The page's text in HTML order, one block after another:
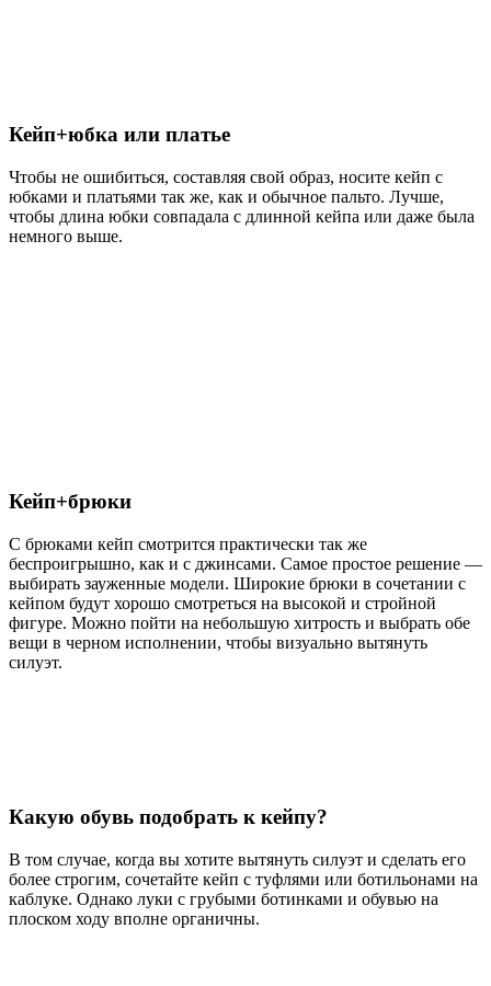
Кейп+юбка или платье
Чтобы не ошибиться, составляя свой образ, носите кейп с
юбками и платьями так же, как и обычное пальто. Лучше,
чтобы длина юбки совпадала с длинной кейпа или даже была
немного выше.
Кейп+брюки
С брюками кейп смотрится практически так же
беспроигрышно, как и с джинсами. Самое простое решение —
выбирать зауженные модели. Широкие брюки в сочетании с
кейпом будут хорошо смотреться на высокой и стройной
фигуре. Можно пойти на небольшую хитрость и выбрать обе
вещи в черном исполнении, чтобы визуально вытянуть
силуэт.
Какую обувь подобрать к кейпу?
В том случае, когда вы хотите вытянуть силуэт и сделать его
более строгим, сочетайте кейп с туфлями или ботильонами на
каблуке. Однако луки с грубыми ботинками и обувью на
плоском ходу вполне органичны.